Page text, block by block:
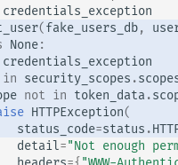
credentials_exception
(fake_users_db,
None:
credentials_exception
in security_scopes .
not in token_data .
HTTPException(
status_code=status .
detail="Not enough